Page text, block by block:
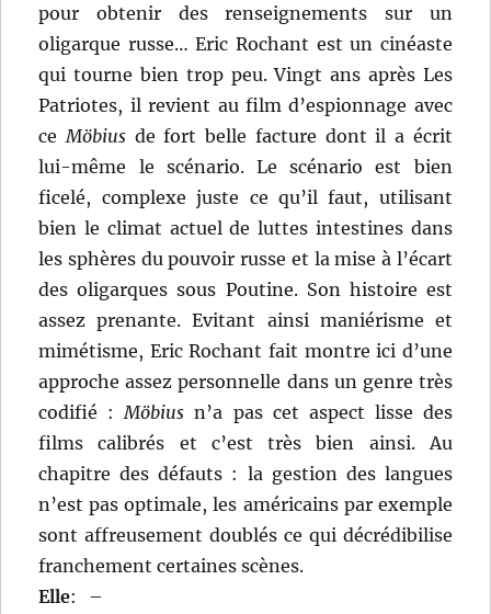
pour obtenir des renseignements sur un
oligarque russe… Eric Rochant est un cinéaste
qui tourne bien trop peu. Vingt ans après Les
Patriotes, il revient au film d’espionnage avec
ce Möbius de fort belle facture dont il a écrit
lui-même le scénario. Le scénario est bien
ficelé, complexe juste ce qu’il faut, utilisant
bien le climat actuel de luttes intestines dans
les sphères du pouvoir russe et la mise à l’écart
des oligarques sous Poutine. Son histoire est
assez prenante. Evitant ainsi maniérisme et
mimétisme, Eric Rochant fait montre ici d’une
approche assez personnelle dans un genre très
codifié : Möbius n’a pas cet aspect lisse des
films calibrés et c’est très bien ainsi. Au
chapitre des défauts : la gestion des langues
n’est pas optimale, les américains par exemple
sont affreusement doublés ce qui décrédibilise
franchement certaines scènes.
Elle:
–